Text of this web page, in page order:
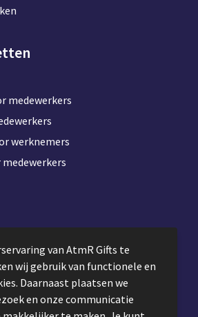
medewerkers
werknemers
Gifts
van AtmR Gifts te
wij gebruik van functionele en
Daarnaast plaatsen we
en onze communicatie